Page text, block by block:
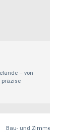
– von
präzise
Bau- und